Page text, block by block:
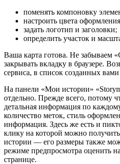
поменять компоновку
настроить цвета
задать логотип и заголовки;
определить участок и
Ваша карта готова. Не забываем
закрывать вкладку в браузере.
сервиса, в список созданных
На панели «Мои истории»
отдельно. Прежде всего, потому
детальная информация по
количество меток, стиль
информация. Здесь же есть и
клику на которой можно
истории — его размеры также
режиме предпросмотра оценить
странице.